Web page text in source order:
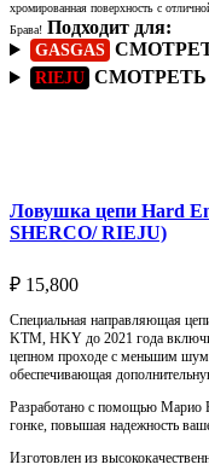
хромированная поверхность с
Брава! Подходит для:
GASGAS
RIEJU СМОТРЕТЬ
Ловушка цепи Hard
SHERCO/ RIEJU)
₽ 15,800
Специальная направляющая
KTM, HKY до 2021 года
цепном проходе с меньшим
обеспечивающая
Разработано с помощью Марио
гонке, повышая надежность
Изготовлен из